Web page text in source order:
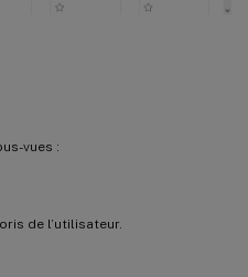
vues :
de l’utilisateur.